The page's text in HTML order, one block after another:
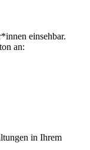
einsehbar.
an:
in Ihrem